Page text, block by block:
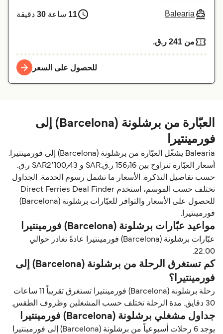
Balearia
11 ساعة 30 دقيقة
من 241 ر.ق.‏
للحصول على السعر
العبّارة من برشلونة (Barcelona) إلى
فورمينتيرا
Balearia يشغّل العبّارة من برشلونة (Barcelona) إلى فورمينتيرا.
أسعار العبّارة تتراوح بين 156٫16 ر.ق.‏SAR و SAR2٬100٫43 ر.ق.‏
حسب تفاصيل التذكرة. الأسعار ما تشمل رسوم الخدمة. الجداول
تختلف حسب الموسم، استخدم Direct Ferries Deal Finder
للحصول على الأسعار والتوافر للعبّارات برشلونة (Barcelona)
فورمينتيرا.
مواعيد عبّارات برشلونة (Barcelona) فورمينتيرا
عبّارات برشلونة (Barcelona) فورمينتيرا عادةً تغادر حوالي
22:00.
كم تستغرق الرحلة من برشلونة (Barcelona) إلى
فورمينتيرا؟
رحلة برشلونة (Barcelona) فورمينتيرا تستغرق تقريباً 11 ساعات
30 دقايق. مدة الرحلة تختلف حسب المشغلين وظروف الطقس.
جداول مشغلي برشلونة (Barcelona) فورمينتيرا
يوجد 6 رحلات أسبوعياً من برشلونة (Barcelona) إلى فورمينتيرا